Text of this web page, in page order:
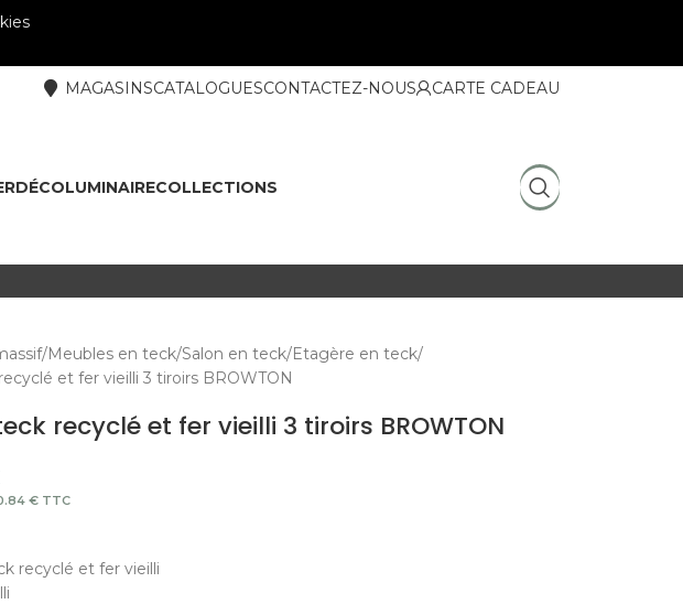
MAGASINSCATALOGUESCONTACTEZ-NOUS CARTE CADEAU
DÉCOLUMINAIRECOLLECTIONS
Meubles en teck Salon en teck Etagère en teck
et fer vieilli 3 tiroirs BROWTON
recyclé et fer vieilli 3 tiroirs BROWTON
€ TTC
recyclé et fer vieilli